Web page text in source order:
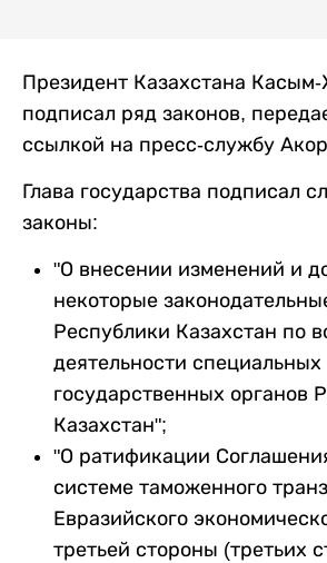
Президент Казахстана
подписал ряд законов,
ссылкой на пресс-службу
Глава государства подписал
законы:
"О внесении изменений и
некоторые
Республики Казахстан по
деятельности специальных
государственных органов
Казахстан";
"О ратификации
системе таможенного
Евразийского
третьей стороны (третьих